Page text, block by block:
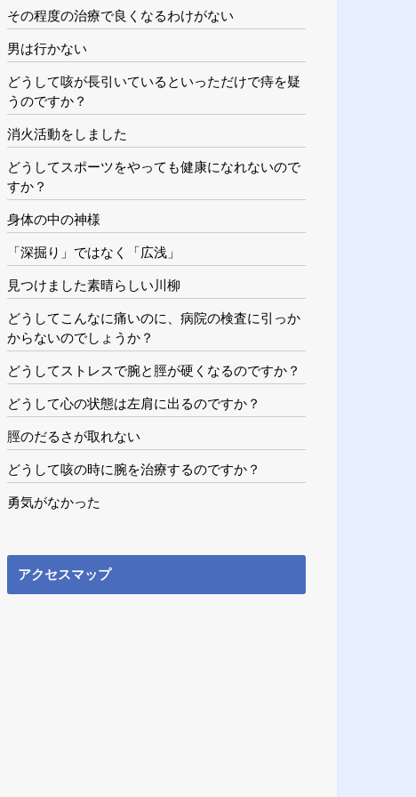
その程度の治療で良くなるわけがない
男は行かない
どうして咳が長引いているといっただけで痔を疑
うのですか？
消火活動をしました
どうしてスポーツをやっても健康になれないので
すか？
身体の中の神様
「深掘り」ではなく「広浅」
見つけました素晴らしい川柳
どうしてこんなに痛いのに、病院の検査に引っか
からないのでしょうか？
どうしてストレスで腕と脛が硬くなるのですか？
どうして心の状態は左肩に出るのですか？
脛のだるさが取れない
どうして咳の時に腕を治療するのですか？
勇気がなかった
アクセスマップ